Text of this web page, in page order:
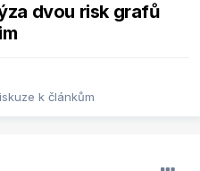
dvou risk grafů
k článkům